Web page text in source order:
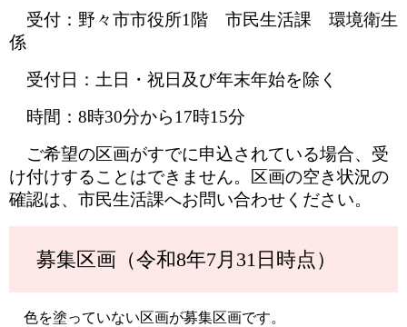
受付：野々市市役所1階 市民生活課 環境衛生
係
受付日：土日・祝日及び年末年始を除く
時間：8時30分から17時15分
ご希望の区画がすでに申込されている場合、受
け付けすることはできません。区画の空き状況の
確認は、市民生活課へお問い合わせください。
募集区画（令和8年7月31日時点）
色を塗っていない区画が募集区画です。